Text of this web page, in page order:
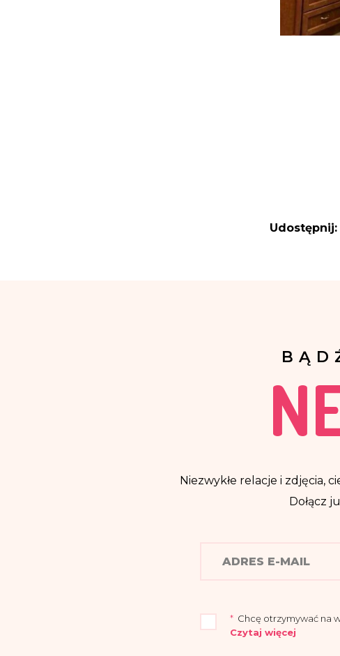
Udostępnij:
Niezwykłe relacje i zdjęcia,
Dołącz
* Chcę otrzymywać na
Czytaj więcej